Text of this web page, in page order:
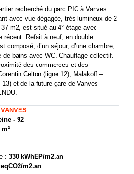
recherché du parc PIC à Vanves.
avec vue dégagée, très lumineux de 2
m2, est situé au 4° étage avec
récent. Refait à neuf, en double
composé, d’un séjour, d’une chambre,
de bains avec WC. Chauffage collectif.
des commerces et des
Celton (ligne 12), Malakoff –
et de la future gare de Vanves –
- 92
m²
: 330 kWhEP/m2.an
m2.an